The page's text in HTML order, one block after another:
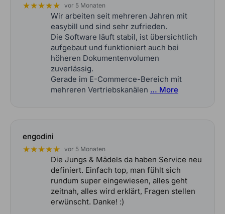
★★★★★ vor 5 Monaten
Wir arbeiten seit mehreren Jahren mit
easybill und sind sehr zufrieden.
Die Software läuft stabil, ist übersichtlich
aufgebaut und funktioniert auch bei
höheren Dokumentenvolumen
zuverlässig.
Gerade im E-Commerce-Bereich mit
mehreren Vertriebskanälen … More
engodini
★★★★★ vor 5 Monaten
Die Jungs & Mädels da haben Service neu
definiert. Einfach top, man fühlt sich
rundum super eingewiesen, alles geht
zeitnah, alles wird erklärt, Fragen stellen
erwünscht. Danke! :)